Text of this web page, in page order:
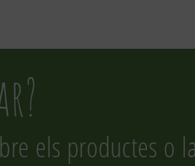
els productes o